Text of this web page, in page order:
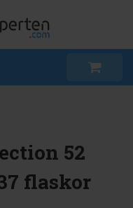
52
flaskor